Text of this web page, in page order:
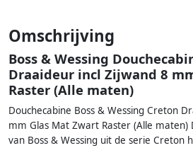
Omschrijving
Boss & Wessing
Draaideur incl Zijwand 8
Raster (Alle maten)
Douchecabine Boss & Wessing Creton
mm Glas Mat Zwart Raster (Alle maten)
van Boss & Wessing uit de serie Creton